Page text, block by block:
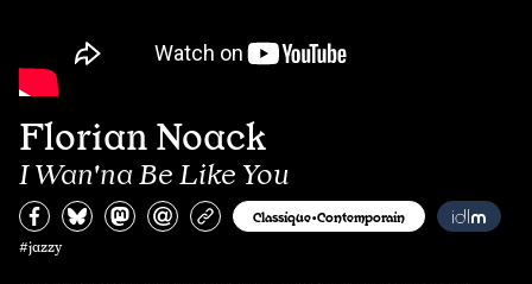
Florian Noack
I Wan'na Be Like You
Partagez sur Facebook
Partager sur Bluesky
Partager sur Mastodon
Partagez par e-mail
Copiez l’url
Classique•Contemporain
#jazzy